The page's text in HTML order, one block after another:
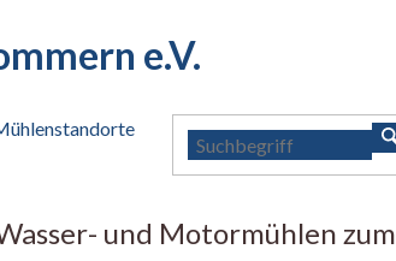
e.V.
und Motormühlen zum